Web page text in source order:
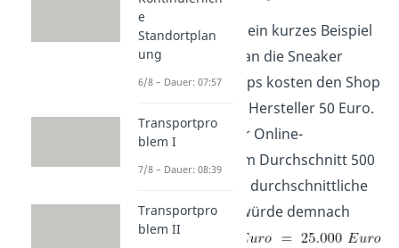
Schauen wir uns ein kurzes Beispiel
an. Nehmen wir an die Sneaker
eines Online-Shops kosten den Shop
beim Bezug vom Hersteller 50 Euro.
Auf Lager hat der Online-
Versandhandel im Durchschnitt 500
Paar Schuhe. Die durchschnittliche
Kapitalbindung würde demnach
e
Standortplan
ung
6/8 – Dauer: 07:57
Transportpro
blem I
7/8 – Dauer: 08:39
Transportpro
blem II